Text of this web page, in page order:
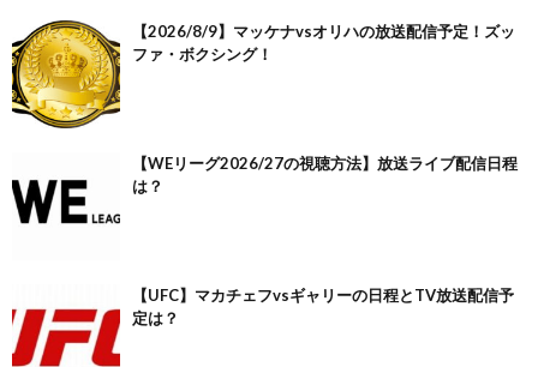
【2026/8/9】マッケナvsオリハの放送配信予定！ズッ
ファ・ボクシング！
【WEリーグ2026/27の視聴方法】放送ライブ配信日程
は？
【UFC】マカチェフvsギャリーの日程とTV放送配信予
定は？